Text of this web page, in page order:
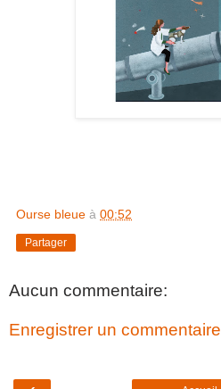
Ourse bleue à 00:52
Partager
Aucun commentaire:
Enregistrer un commentaire